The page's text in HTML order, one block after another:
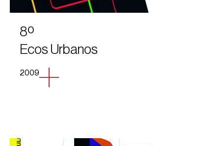
8º
Ecos Urbanos
2009